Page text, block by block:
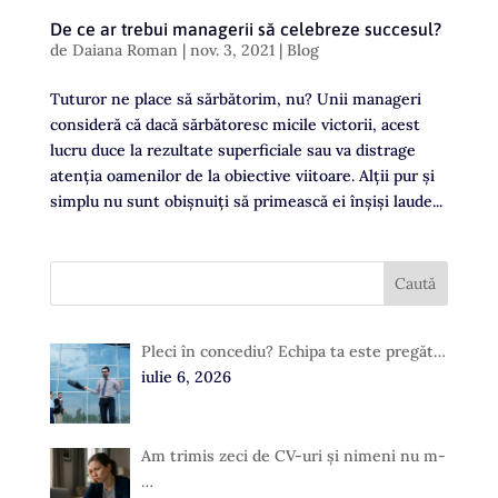
De ce ar trebui managerii să celebreze succesul?
de Daiana Roman| nov. 3, 2021| Blog
Tuturor ne place să sărbătorim, nu? Unii manageri
consideră că dacă sărbătoresc micile victorii, acest
lucru duce la rezultate superficiale sau va distrage
atenția oamenilor de la obiective viitoare. Alții pur și
simplu nu sunt obișnuiți să primească ei înșiși laude...
Pleci în concediu? Echipa ta este pregăt…
iulie 6, 2026
Am trimis zeci de CV-uri și nimeni nu m-
…